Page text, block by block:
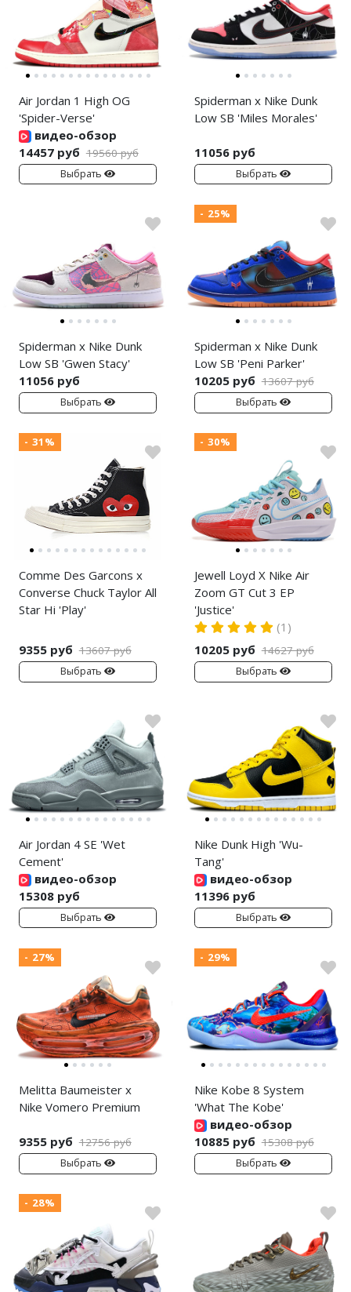
Air Jordan 1 High OG
'Spider-Verse'
видео-обзор
14457 руб 19560 руб
Выбрать
Spiderman x Nike Dunk
Low SB 'Miles Morales'
11056 руб
Выбрать
Spiderman x Nike Dunk
Low SB 'Gwen Stacy'
11056 руб
Выбрать
- 25%
Spiderman x Nike Dunk
Low SB 'Peni Parker'
10205 руб 13607 руб
Выбрать
- 31%
Comme Des Garcons x
Converse Chuck Taylor All
Star Hi 'Play'
9355 руб 13607 руб
Выбрать
- 30%
Jewell Loyd X Nike Air
Zoom GT Cut 3 EP
'Justice'
(1)
10205 руб 14627 руб
Выбрать
Air Jordan 4 SE 'Wet
Cement'
видео-обзор
15308 руб
Выбрать
Nike Dunk High 'Wu-
Tang'
видео-обзор
11396 руб
Выбрать
- 27%
Melitta Baumeister x
Nike Vomero Premium
9355 руб 12756 руб
Выбрать
- 29%
Nike Kobe 8 System
'What The Kobe'
видео-обзор
10885 руб 15308 руб
Выбрать
- 28%